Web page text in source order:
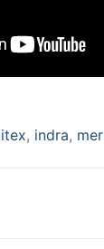
, indra,